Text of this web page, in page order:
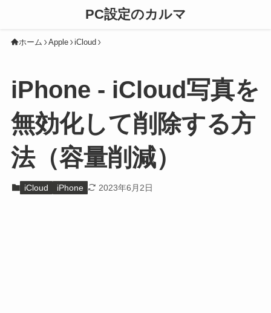
PC設定のカルマ
ホーム Apple iCloud
iPhone - iCloud写真を
無効化して削除する方
法（容量削減）
iCloud iPhone 2023年6月2日